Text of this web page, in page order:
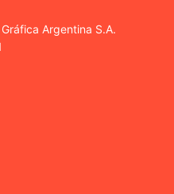
Argentina S.A.